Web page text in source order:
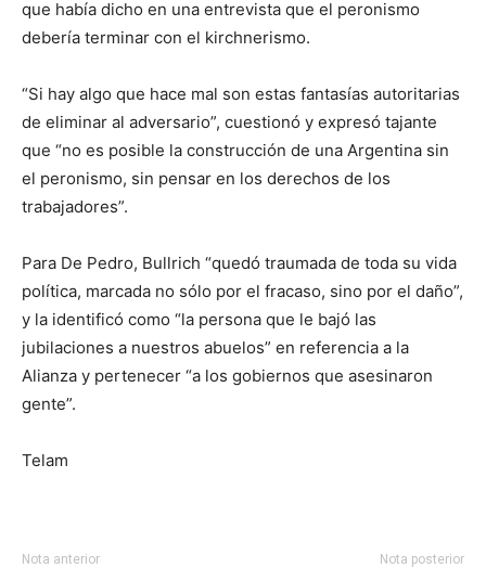
que había dicho en una entrevista que el peronismo
debería terminar con el kirchnerismo.
“Si hay algo que hace mal son estas fantasías autoritarias
de eliminar al adversario”, cuestionó y expresó tajante
que “no es posible la construcción de una Argentina sin
el peronismo, sin pensar en los derechos de los
trabajadores”.
Para De Pedro, Bullrich “quedó traumada de toda su vida
política, marcada no sólo por el fracaso, sino por el daño”,
y la identificó como “la persona que le bajó las
jubilaciones a nuestros abuelos” en referencia a la
Alianza y pertenecer “a los gobiernos que asesinaron
gente”.
Telam
Nota anterior Nota posterior